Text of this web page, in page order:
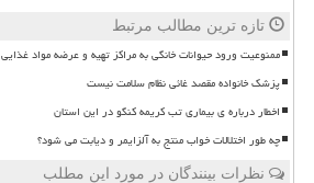
تازه ترین مطالب مرتبط
ممنوعیت ورود حیوانات خانگی به مراکز تهیه و عرضه مواد غذایی
پزشک خانواده مقصد غائی نظام سلامت نیست
اخطار درباره ی بیماری تب کریمه کنگو در این استان
چه طور اختلالات خواب منتج به آلزایمر و دیابت می شود؟
نظرات بینندگان در مورد این مطلب